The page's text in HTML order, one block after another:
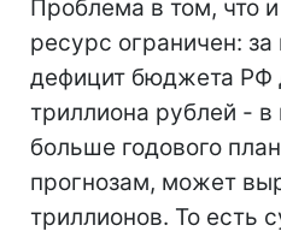
Проблема в том, что
ресурс ограничен:
дефицит бюджета РФ
триллиона рублей - в
больше годового
прогнозам, может
триллионов. То есть